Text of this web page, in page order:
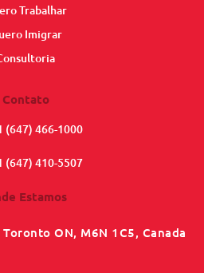
Trabalhar
Imigrar
Contato
(647) 466-1000
(647) 410-5507
Estamos
ON, M6N 1C5, Canada